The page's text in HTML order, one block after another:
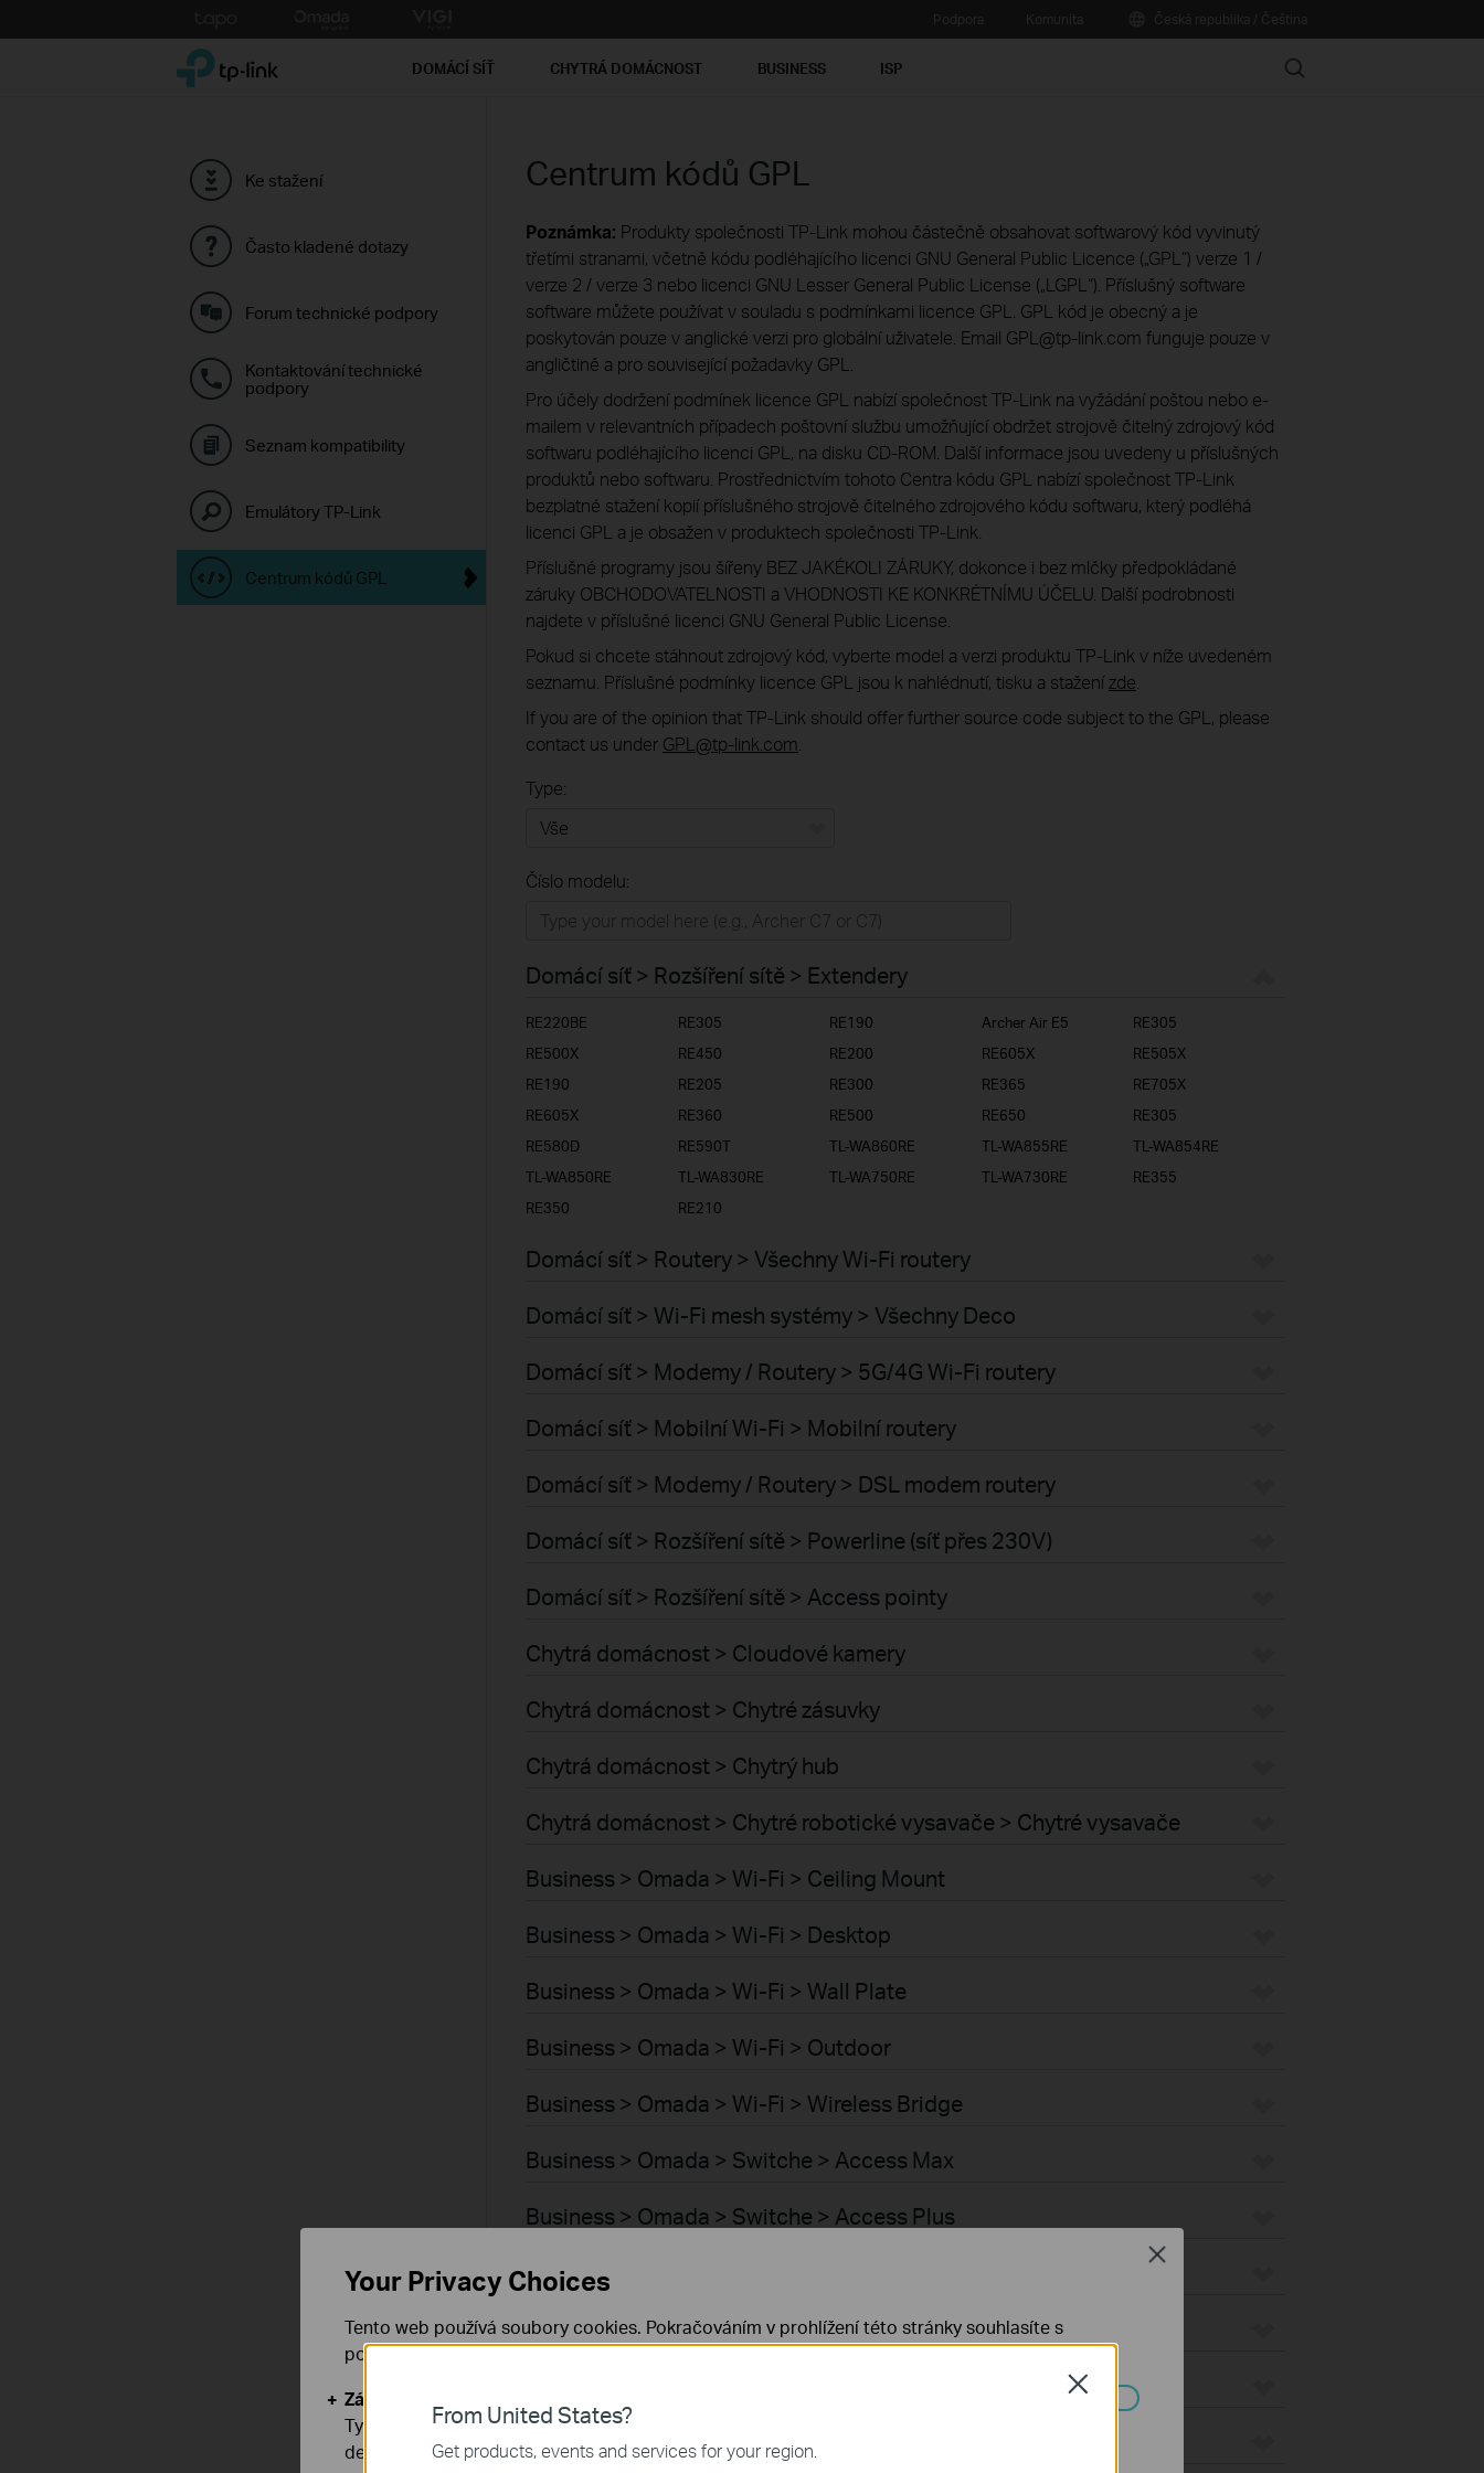
to
TP-Link, Reliably Smart DOMÁCÍ SÍŤ CHYTRÁ DOMÁCNOST BUSINESS ISP Search
Ke stažení
Často kladené dotazy
Forum technické podpory
Kontaktování technické
podpory
Seznam kompatibility
Emulátory TP-Link
Centrum kódů GPL
Centrum kódů GPL
Poznámka: Produkty společnosti TP-Link mohou částečně obsahovat softwarový kód vyvinutý
třetími stranami, včetně kódu podléhajícího licenci GNU General Public Licence („GPL“) verze 1 /
verze 2 / verze 3 nebo licenci GNU Lesser General Public License („LGPL“). Příslušný software
software můžete používat v souladu s podmínkami licence GPL. GPL kód je obecný a je
poskytován pouze v anglické verzi pro globální uživatele. Email GPL@tp-link.com funguje pouze v
angličtině a pro související požadavky GPL.
Pro účely dodržení podmínek licence GPL nabízí společnost TP-Link na vyžádání poštou nebo e-
mailem v relevantních případech poštovní službu umožňující obdržet strojově čitelný zdrojový kód
softwaru podléhajícího licenci GPL, na disku CD-ROM. Další informace jsou uvedeny u příslušných
produktů nebo softwaru. Prostřednictvím tohoto Centra kódu GPL nabízí společnost TP-Link
bezplatné stažení kopií příslušného strojově čitelného zdrojového kódu softwaru, který podléhá
licenci GPL a je obsažen v produktech společnosti TP-Link.
Příslušné programy jsou šířeny BEZ JAKÉKOLI ZÁRUKY, dokonce i bez mlčky předpokládané
záruky OBCHODOVATELNOSTI a VHODNOSTI KE KONKRÉTNÍMU ÚČELU. Další podrobnosti
najdete v příslušné licenci GNU General Public License.
Pokud si chcete stáhnout zdrojový kód, vyberte model a verzi produktu TP-Link v níže uvedeném
seznamu. Příslušné podmínky licence GPL jsou k nahlédnutí, tisku a staženízde
If you are of the opinion that TP-Link should offer further source code subject to the GPL, please
contact us under GPL@tp-link.com
Type:
Business
ISP
Číslo modelu:
Domácí síť > Rozšíření sítě > Extendery
RE220BE RE305 RE190 Archer Air E5
RE305
RE500X
RE450 RE200 RE605X
RE505X
RE190
RE205 RE300 RE365
RE705X
RE605X
RE360 RE500 RE650
RE305
RE580D
RE590T TL-WA860RE TL-WA855RE
TL-WA854RE
TL-WA850RE
TL-WA830RE TL-WA750RE TL-WA730RE
RE355
RE350
RE210
Domácí síť > Routery > Všechny Wi-Fi routery
Domácí síť > Wi-Fi mesh systémy > Všechny Deco
Domácí síť > Modemy / Routery > 5G/4G Wi-Fi routery
Domácí síť > Mobilní Wi-Fi > Mobilní routery
Domácí síť > Modemy / Routery > DSL modem routery
Domácí síť > Rozšíření sítě > Powerline (síť přes 230V)
Domácí síť > Rozšíření sítě > Access pointy
Chytrá domácnost > Cloudové kamery
Chytrá domácnost > Chytré zásuvky
Chytrá domácnost > Chytrý hub
Chytrá domácnost > Chytré robotické vysavače > Chytré vysavače
Business > Omada > Wi-Fi > Ceiling Mount
Business > Omada > Wi-Fi > Desktop
Business > Omada > Wi-Fi > Wall Plate
Business > Omada > Wi-Fi > Outdoor
Business > Omada > Wi-Fi > Wireless Bridge
Business > Omada > Switche > Access Max
Business > Omada > Switche > Access Plus
Business > Omada > Switche > Access Pro
Business > Omada > Switche > Access
Business > Omada > Switche > Aggregation
From United States?
Get products, events and services for your region.
Close
Your Privacy Choices
Tento web používá soubory cookies. Pokračováním v prohlížení této stránky souhlasíte s
používáním našich cookies.Již nezobrazovatZjistit více.
Základní cookies
Tyto cookies jsou nezbytné pro fungování webových stránek a nelze je ve vašich systémech
deaktivovat.
Close